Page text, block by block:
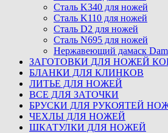
Сталь K340 для ножей
Сталь K110 для ножей
Сталь D2 для ножей
Сталь N695 для ножей
Нержавеющий дамаск
ЗАГОТОВКИ ДЛЯ НОЖЕЙ
БЛАНКИ ДЛЯ КЛИНКОВ
ЛИТЬЕ ДЛЯ НОЖЕЙ
ВСЕ ДЛЯ ЗАТОЧКИ
БРУСКИ ДЛЯ РУКОЯТЕЙ
ЧЕХЛЫ ДЛЯ НОЖЕЙ
ШКАТУЛКИ ДЛЯ НОЖЕЙ